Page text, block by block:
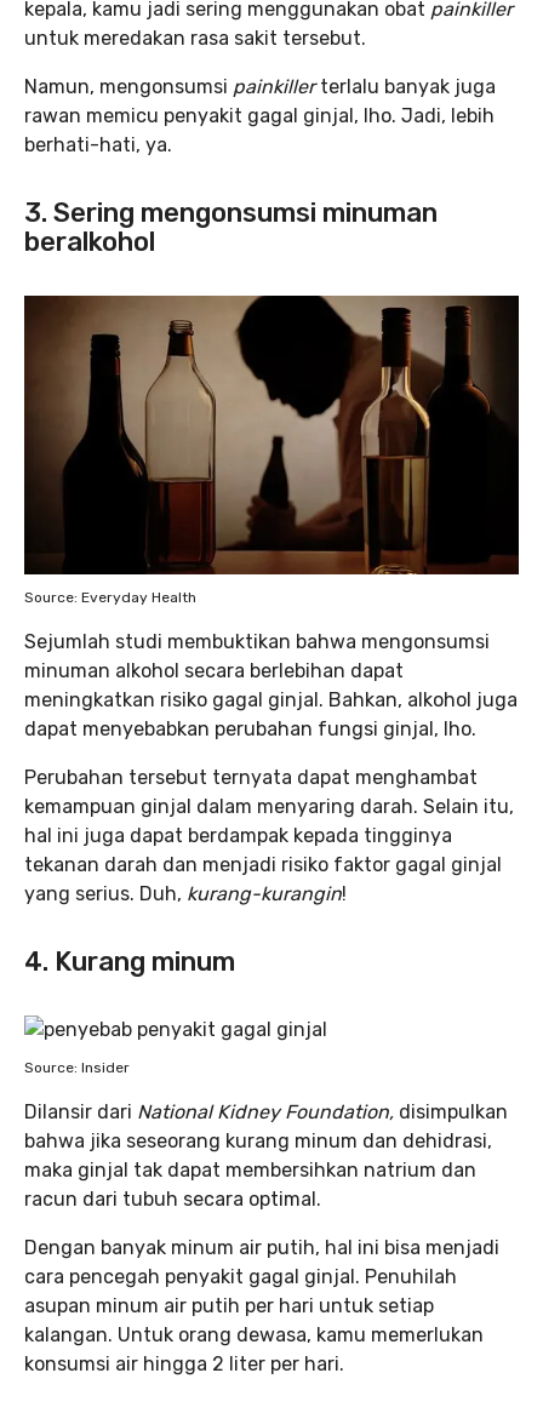
kepala, kamu jadi sering menggunakan obat painkiller
untuk meredakan rasa sakit tersebut.
Namun, mengonsumsi painkillerterlalu banyak juga
rawan memicu penyakit gagal ginjal, lho. Jadi, lebih
berhati-hati, ya.
3. Sering mengonsumsi minuman
beralkohol
Source: Everyday Health
Sejumlah studi membuktikan bahwa mengonsumsi
minuman alkohol secara berlebihan dapat
meningkatkan risiko gagal ginjal. Bahkan, alkohol juga
dapat menyebabkan perubahan fungsi ginjal, lho.
Perubahan tersebut ternyata dapat menghambat
kemampuan ginjal dalam menyaring darah. Selain itu,
hal ini juga dapat berdampak kepada tingginya
tekanan darah dan menjadi risiko faktor gagal ginjal
yang serius. Duh, kurang-kurangin!
4. Kurang minum
Source: Insider
Dilansir dari National Kidney Foundation, disimpulkan
bahwa jika seseorang kurang minum dan dehidrasi,
maka ginjal tak dapat membersihkan natrium dan
racun dari tubuh secara optimal.
Dengan banyak minum air putih, hal ini bisa menjadi
cara pencegah penyakit gagal ginjal. Penuhilah
asupan minum air putih per hari untuk setiap
kalangan. Untuk orang dewasa, kamu memerlukan
konsumsi air hingga 2 liter per hari.